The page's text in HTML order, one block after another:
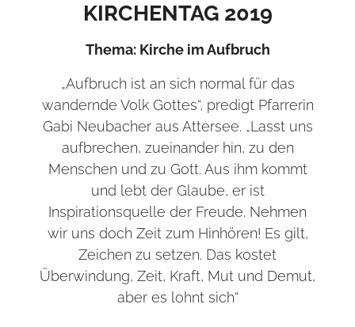
KIRCHENTAG 2019
Thema: Kirche im Aufbruch
„Aufbruch ist an sich normal für das
wandernde Volk Gottes“, predigt Pfarrerin
Gabi Neubacher aus Attersee. „Lasst uns
aufbrechen, zueinander hin, zu den
Menschen und zu Gott. Aus ihm kommt
und lebt der Glaube, er ist
Inspirationsquelle der Freude. Nehmen
wir uns doch Zeit zum Hinhören! Es gilt,
Zeichen zu setzen. Das kostet
Überwindung, Zeit, Kraft, Mut und Demut,
aber es lohnt sich“